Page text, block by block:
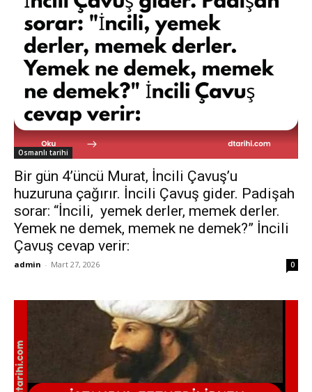
Osmanlı tarihi
Bir gün 4’üncü Murat, İncili Çavuş’u
huzuruna çağırır. İncili Çavuş gider. Padişah
sorar: “İncili, yemek derler, memek derler.
Yemek ne demek, memek ne demek?” İncili
Çavuş cevap verir:
admin - Mart 27, 2026 0